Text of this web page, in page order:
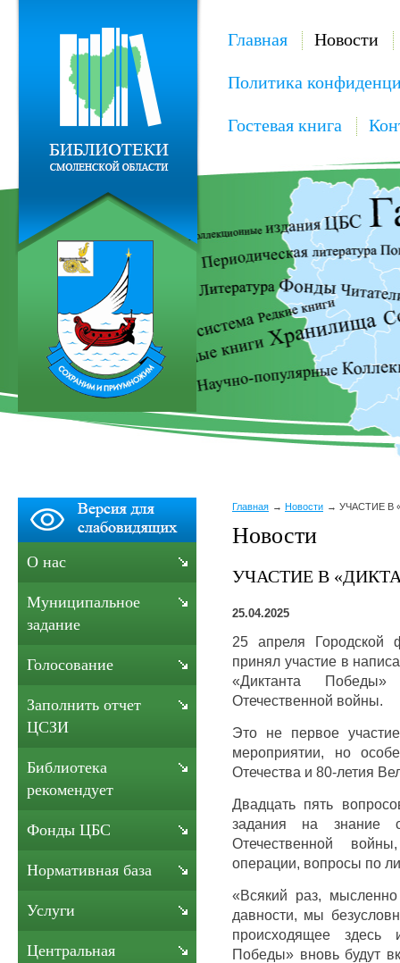
Главная Новости
Политика
Гостевая книга
Главная Новости УЧАСТИЕ В
Новости
УЧАСТИЕ В
25.04.2025
25 апреля Городской
принял участие в
«Диктанта
Отечественной войны.
Это не первое
мероприятии, но
Отечества и 80-летия
Двадцать пять
задания на знание
Отечественной
операции, вопросы по
«Всякий раз,
давности, мы
происходящее
Победы» вновь будут
О нас
Муниципальное
задание
Голосование
Заполнить отчет
ЦСЗИ
Библиотека
рекомендует
Фонды ЦБС
Нормативная база
Услуги
Центральная